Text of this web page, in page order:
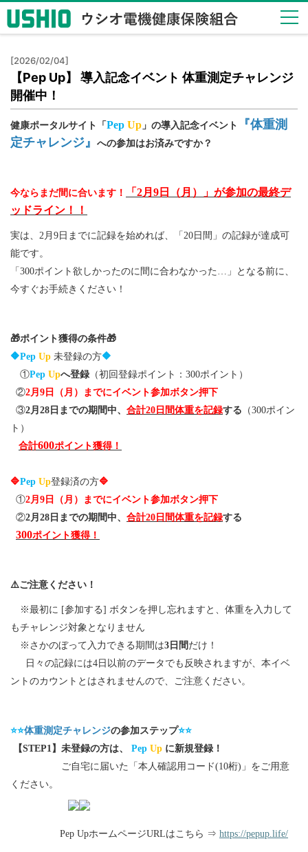
健保
のし
くみ
Health
System
Insurance
Benefits
保健
事業
Health
Checkup
き
Procedure
申請
書一
覧
Form
ある
質問
FAQ
[2026/02/04]
【Pep Up】 導入記念イベント 体重測定チャレンジ
開催中！
健康ポータルサイト「 Pep Up 」 の導入記念イベント
『体重測
定チャレンジ』
への参加はお済みですか？
今ならまだ間に合います！
「2月9日（月）」が参加の最終デ
ッドライン！！
実は、2月9日までに記録を始めれば、「20日間」の記録が達成可
能です。
「300ポイント欲しかったのに間に合わなかった…」となる前に、
今すぐお手続きください！
🎁ポイント獲得の条件🎁
🔶Pep Up 未登録の方🔶
①Pep Upへ登録 （初回登録ポイント：300ポイント）
②2月9日（月）までにイベント参加ボタン押下
③2月28日までの期間中、 合計20日間体重を記録する （300ポイン
ト）
合計600ポイント獲得！
🔷Pep Up登録済の方🔷
①2月9日（月）までにイベント参加ボタン押下
②2月28日までの期間中、 合計20日間体重を記録する
300ポイント獲得！
⚠️ご注意ください！
※最初に [参加する] ボタンを押し忘れますと、体重を入力して
もチャレンジ対象となりません
※さかのぼって入力できる期間は3日間 だけ！
日々の記録には4日以前のデータでも反映されますが、本イベ
ントのカウントとはされませんので、ご注意ください。
⭐⭐体重測定チャレンジの参加ステップ⭐⭐
【STEP1】未登録の方は、 Pep Up に新規登録！
ご自宅に届いた「本人確認用コード(10桁)」をご用意
ください。
URLはこちら ⇒ https://pepup.life/